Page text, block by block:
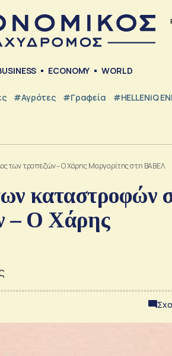
ECONOMY WORLD
#Αγρότες #Γραφεία #HELLENiQ
των τραπεζών – Ο Χάρης Μαργαρίτης στη ΒΑΒΕΛ
καταστροφών
– Ο Χάρης